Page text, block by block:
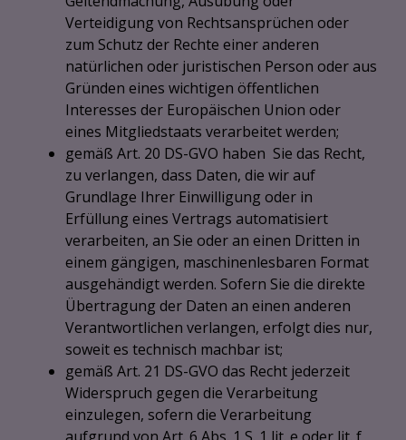
Verteidigung von Rechtsansprüchen oder
zum Schutz der Rechte einer anderen
natürlichen oder juristischen Person oder aus
Gründen eines wichtigen öffentlichen
Interesses der Europäischen Union oder
eines Mitgliedstaats verarbeitet werden;
gemäß Art. 20 DS-GVO haben Sie das Recht,
zu verlangen, dass Daten, die wir auf
Grundlage Ihrer Einwilligung oder in
Erfüllung eines Vertrags automatisiert
verarbeiten, an Sie oder an einen Dritten in
einem gängigen, maschinenlesbaren Format
ausgehändigt werden. Sofern Sie die direkte
Übertragung der Daten an einen anderen
Verantwortlichen verlangen, erfolgt dies nur,
soweit es technisch machbar ist;
gemäß Art. 21 DS-GVO das Recht jederzeit
Widerspruch gegen die Verarbeitung
einzulegen, sofern die Verarbeitung